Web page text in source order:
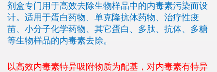
剂盒专门用于高效去除生物样品中的内毒素污染而设
计。适用于蛋白药物、单克隆抗体药物、治疗性疫
苗、小分子化学药物、其它蛋白、多肽、抗体、多糖
等生物样品的内毒素去除。
以高效内毒素特异吸附物质为配基，对内毒素有特异